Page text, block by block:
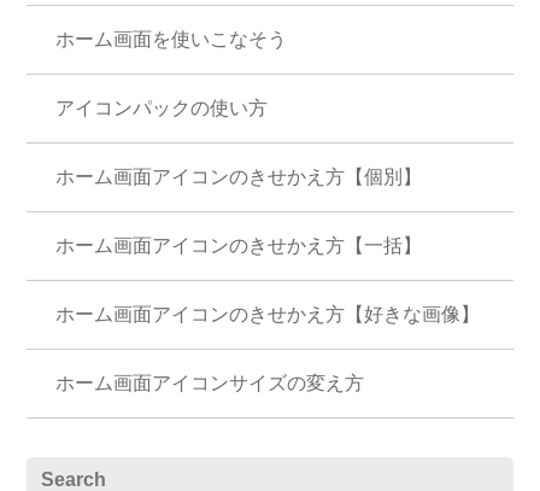
ホーム画面を使いこなそう
アイコンパックの使い方
ホーム画面アイコンのきせかえ方【個別】
ホーム画面アイコンのきせかえ方【一括】
ホーム画面アイコンのきせかえ方【好きな画像】
ホーム画面アイコンサイズの変え方